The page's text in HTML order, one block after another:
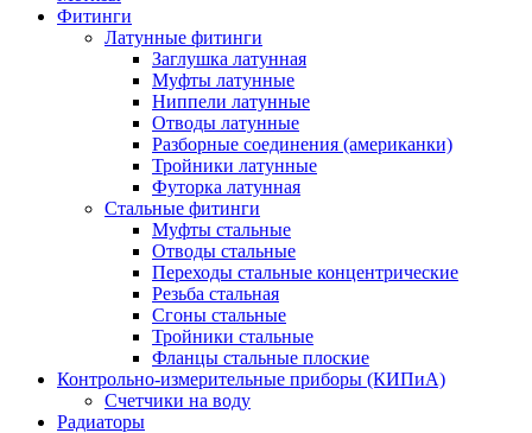
Фитинги
Латунные фитинги
Заглушка латунная
Муфты латунные
Ниппели латунные
Отводы латунные
Разборные соединения (американки)
Тройники латунные
Футорка латунная
Стальные фитинги
Муфты стальные
Отводы стальные
Переходы стальные концентрические
Резьба стальная
Сгоны стальные
Тройники стальные
Фланцы стальные плоские
Контрольно-измерительные приборы (КИПиА)
Счетчики на воду
Радиаторы